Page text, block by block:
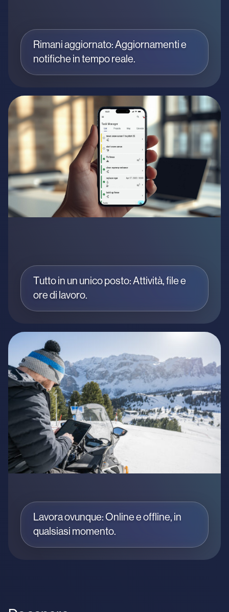
Rimani aggiornato: Aggiornamenti e
notifiche in tempo reale.
Tutto in un unico posto: Attività, file e
ore di lavoro.
Lavora ovunque: Online e offline, in
qualsiasi momento.